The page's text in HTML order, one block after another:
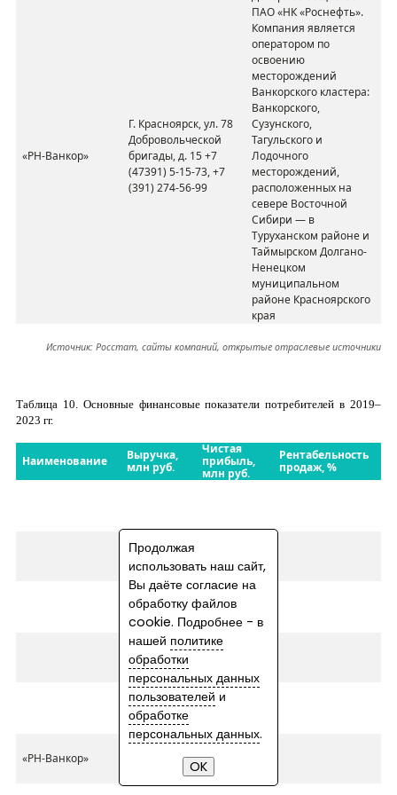
«РН-Ванкор»
Г. Красноярск, ул.78
Добровольческой
бригады, д. 15 +7
(47391) 5-15-73, +7
(391) 274-56-99
ПАО «НК «Роснефть».
Компания является
оператором по
освоению
месторождений
Ванкорского кластера:
Ванкорского,
Сузунского,
Тагульского и
Лодочного
месторождений,
расположенных на
севере Восточной
Сибири — в
Туруханском районе и
Таймырском Долгано-
Ненецком
муниципальном
районе Красноярского
края
Источник: Росстат, сайты компаний, открытые отраслевые источники
Таблица 10. Основные финансовые показатели потребителей в 2019–
2023 гг.
Наименование
Выручка,
млн руб.
Чистая
прибыль,
млн руб.
Рентабельность
продаж, %
«РН-Ванкор»
Продолжая
использовать наш сайт,
Вы даёте согласие на
обработку файлов
cookie. Подробнее - в
нашей политике
обработки
персональных данных
пользователей и
обработке
персональных данных.